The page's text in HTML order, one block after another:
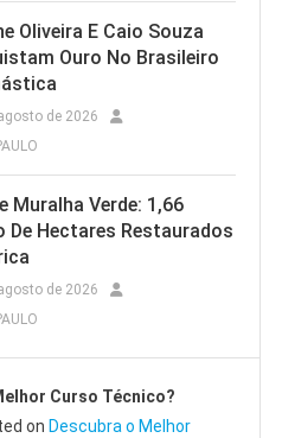
Oliveira E Caio Souza
Ouro No Brasileiro
de 2026
Muralha Verde: 1,66
De Hectares Restaurados
de 2026
Curso Técnico?
on Descubra o Melhor